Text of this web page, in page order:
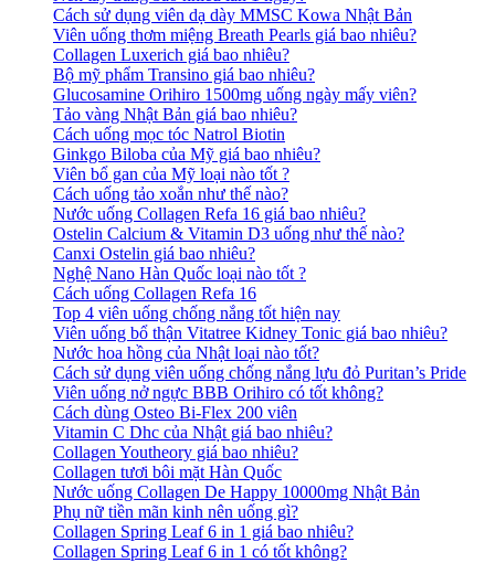
Cách sử dụng viên dạ dày MMSC Kowa Nhật Bản
Viên uống thơm miệng Breath Pearls giá bao nhiêu?
Collagen Luxerich giá bao nhiêu?
Bộ mỹ phẩm Transino giá bao nhiêu?
Glucosamine Orihiro 1500mg uống ngày mấy viên?
Tảo vàng Nhật Bản giá bao nhiêu?
Cách uống mọc tóc Natrol Biotin
Ginkgo Biloba của Mỹ giá bao nhiêu?
Viên bổ gan của Mỹ loại nào tốt ?
Cách uống tảo xoắn như thế nào?
Nước uống Collagen Refa 16 giá bao nhiêu?
Ostelin Calcium & Vitamin D3 uống như thế nào?
Canxi Ostelin giá bao nhiêu?
Nghệ Nano Hàn Quốc loại nào tốt ?
Cách uống Collagen Refa 16
Top 4 viên uống chống nắng tốt hiện nay
Viên uống bổ thận Vitatree Kidney Tonic giá bao nhiêu?
Nước hoa hồng của Nhật loại nào tốt?
Cách sử dụng viên uống chống nắng lựu đỏ Puritan’s Pride
Viên uống nở ngực BBB Orihiro có tốt không?
Cách dùng Osteo Bi-Flex 200 viên
Vitamin C Dhc của Nhật giá bao nhiêu?
Collagen Youtheory giá bao nhiêu?
Collagen tươi bôi mặt Hàn Quốc
Nước uống Collagen De Happy 10000mg Nhật Bản
Phụ nữ tiền mãn kinh nên uống gì?
Collagen Spring Leaf 6 in 1 giá bao nhiêu?
Collagen Spring Leaf 6 in 1 có tốt không?